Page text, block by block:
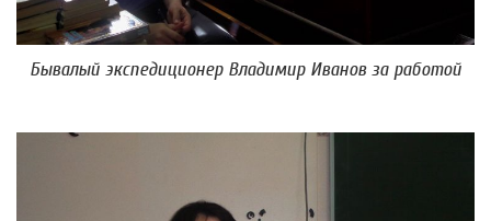
Бывалый экспедиционер Владимир Иванов за работой